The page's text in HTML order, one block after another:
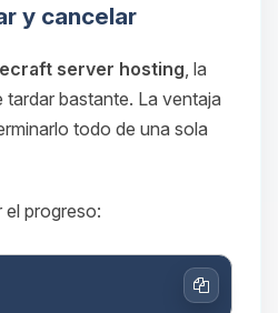
y cancelar
server hosting , la
bastante. La ventaja
todo de una sola
el progreso:
Copiar